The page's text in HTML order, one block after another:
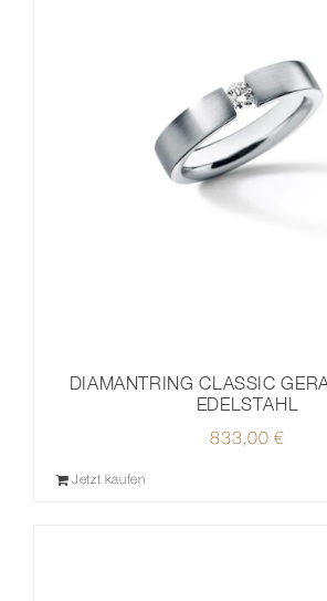
DIAMANTRING CLASSIC
EDELSTAHL
833,00 €
Jetzt kaufen